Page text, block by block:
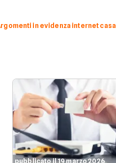
in evidenza internet casa
pubblicato il 19 marzo 2026